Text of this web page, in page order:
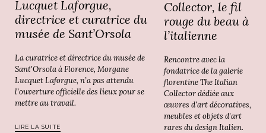
Lucquet Laforgue,
directrice et curatrice du
musée de Sant’Orsola
La curatrice et directrice du musée de
Sant'Orsola à Florence, Morgane
Lucquet Laforgue, n’a pas attendu
l’ouverture officielle des lieux pour se
mettre au travail.
LIRE LA SUITE
Collector, le fil
rouge du beau à
l’italienne
Rencontre avec la
fondatrice de la galerie
florentine The Italian
Collector dédiée aux
œuvres d'art décoratives,
meubles et objets d'art
rares du design Italien.